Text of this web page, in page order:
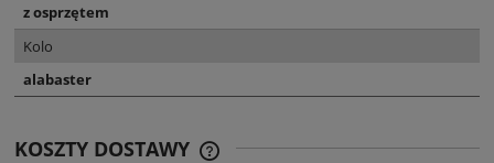
z osprzętem
Kolo
alabaster
KOSZTY DOSTAWY